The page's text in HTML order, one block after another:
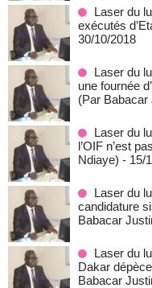
Laser du
exécutés
30/10/2018
Laser du
une fournée
(Par Babacar
Laser du
l’OIF n’est
Ndiaye) - 15/
Laser du
candidature
Babacar
Laser du
Dakar
Babacar